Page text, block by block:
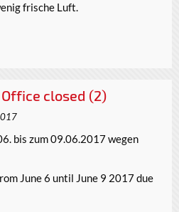
frische Luft.
closed (2)
bis zum 09.06.2017 wegen
June 6 until June 9 2017 due